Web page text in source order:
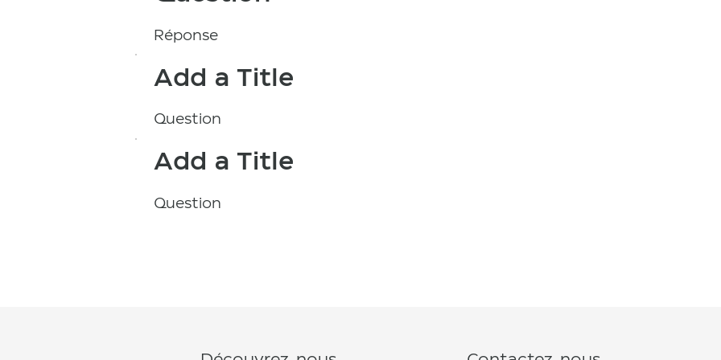
Réponse
Add a Title
Question
Add a Title
Question